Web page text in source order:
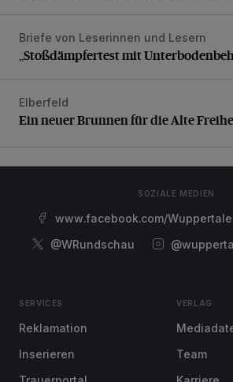
„Stoßdämpfertest mit
Briefe von Leserinnen und Lesern
„Stoßdämpfertest mit
Ein neuer Brunnen für die Alte Freiheit
Elberfeld
Ein neuer Brunnen für die Alte
SOZIALE MEDIEN
www.facebook.com/
@WRundschau
SERVICES
Reklamation
Inserieren
VERLAG
Team